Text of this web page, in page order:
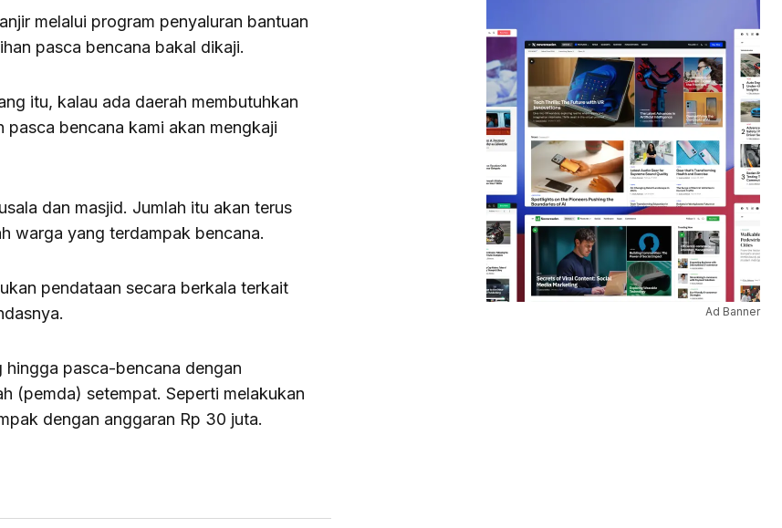
melalui program penyaluran bantuan
pasca bencana bakal dikaji.
itu, kalau ada daerah membutuhkan
pasca bencana kami akan mengkaji
dan masjid. Jumlah itu akan terus
warga yang terdampak bencana.
pendataan secara berkala terkait
hingga pasca-bencana dengan
(pemda) setempat. Seperti melakukan
dengan anggaran Rp 30 juta.
Ad Banner